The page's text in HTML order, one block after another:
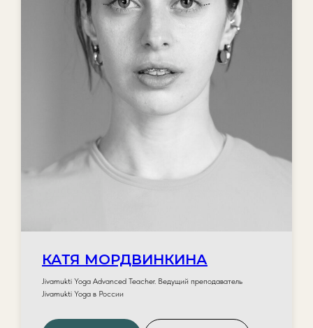
КАТЯ МОРДВИНКИНА
Jivamukti Yoga Advanced Teacher. Ведущий преподаватель
Jivamukti Yoga в России